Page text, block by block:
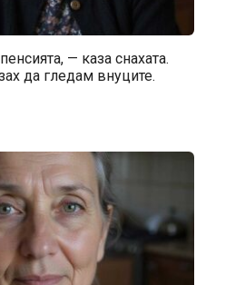
— каза снахата.
да гледам внуците.